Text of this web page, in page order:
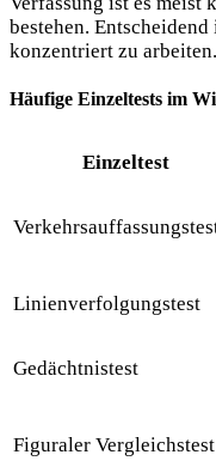
bestehen.
konzentriert zu arbeiten.
Häufige Einzeltests im
Einzeltest
Linienverfolgungstest
Gedächtnistest
Figuraler Vergleichstest